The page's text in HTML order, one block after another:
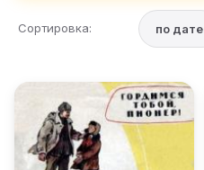
Сортировка: по дате